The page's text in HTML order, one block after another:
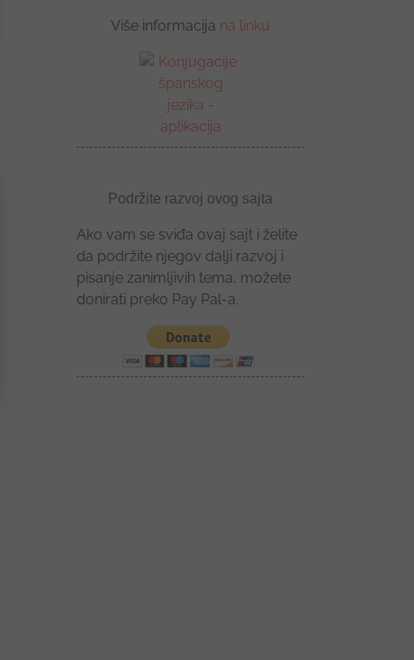
Više informacija na linku
Podržite razvoj ovog sajta
Ako vam se sviđa ovaj sajt i želite
da podržite njegov dalji razvoj i
pisanje zanimljivih tema, možete
donirati preko Pay Pal-a.